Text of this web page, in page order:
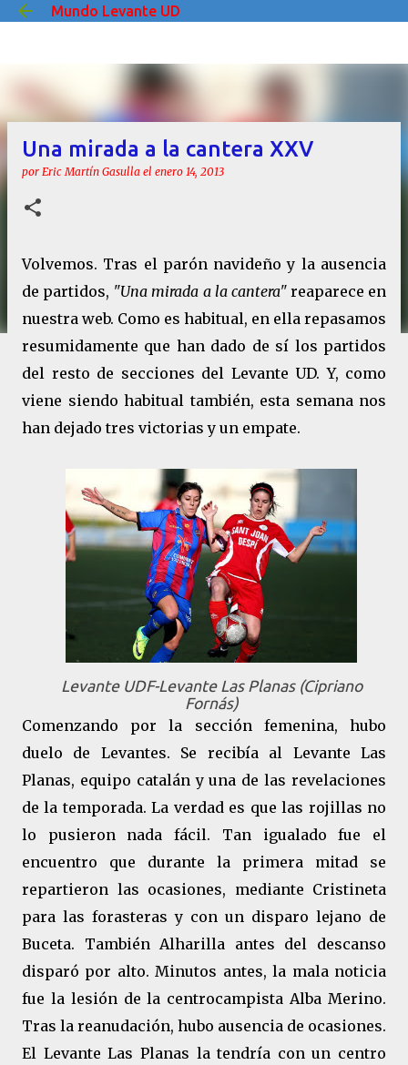
Ir al contenido principal
Mundo Levante UD
Una mirada a la cantera XXV
por Eric Martín Gasulla el enero 14, 2013
Volvemos. Tras el parón navideño y la ausencia
de partidos, "Una mirada a la cantera"reaparece en
nuestra web. Como es habitual, en ella repasamos
resumidamente que han dado de sí los partidos
del resto de secciones del Levante UD. Y, como
viene siendo habitual también, esta semana nos
han dejado tres victorias y un empate.
Levante UDF-Levante Las Planas (Cipriano
Fornás)
Comenzando por la sección femenina, hubo
duelo de Levantes. Se recibía al Levante Las
Planas, equipo catalán y una de las revelaciones
de la temporada. La verdad es que las rojillas no
lo pusieron nada fácil. Tan igualado fue el
encuentro que durante la primera mitad se
repartieron las ocasiones, mediante Cristineta
para las forasteras y con un disparo lejano de
Buceta. También Alharilla antes del descanso
disparó por alto. Minutos antes, la mala noticia
fue la lesión de la centrocampista Alba Merino.
Tras la reanudación, hubo ausencia de ocasiones.
El Levante Las Planas la tendría con un centro